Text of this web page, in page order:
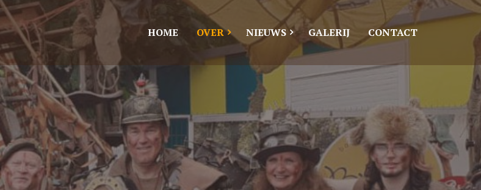
HOME OVER NIEUWS GALERIJ CONTACT